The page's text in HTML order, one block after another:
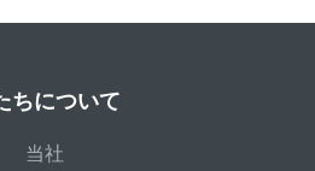
ちについて
当社